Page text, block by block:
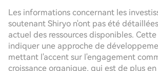
Les informations concernant les
soutenant Shiryo n'ont pas été
actuel des ressources disponibles.
indiquer une approche de
mettant l'accent sur l'engagement
croissance organique, qui est de plus